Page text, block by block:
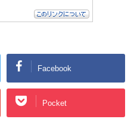
Facebook
Pocket